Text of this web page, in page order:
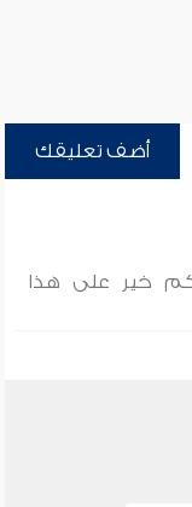
أضف تعليقك
خير على هذا